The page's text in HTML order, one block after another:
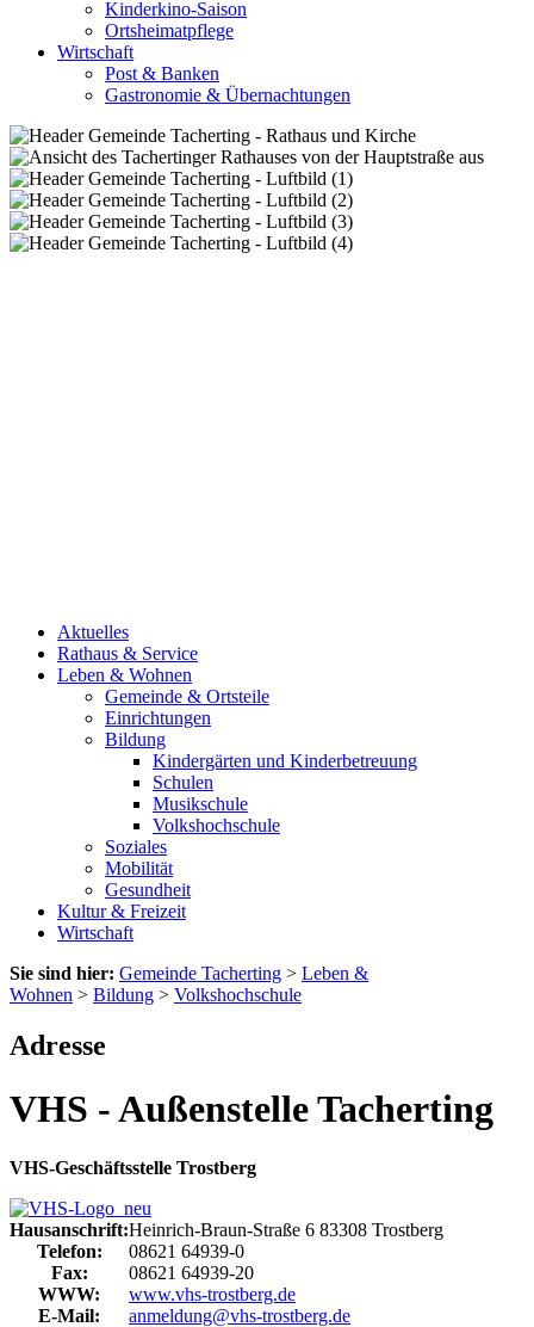
Kinderkino-Saison
Ortsheimatpflege
Wirtschaft
Post & Banken
Gastronomie & Übernachtungen
Aktuelles
Rathaus & Service
Leben & Wohnen
Gemeinde & Ortsteile
Einrichtungen
Bildung
Kindergärten und Kinderbetreuung
Schulen
Musikschule
Volkshochschule
Soziales
Mobilität
Gesundheit
Kultur & Freizeit
Wirtschaft
Sie sind hier: Gemeinde Tacherting > Leben &
Wohnen > Bildung > Volkshochschule
Adresse
VHS - Außenstelle Tacherting
VHS-Geschäftsstelle Trostberg
Hausanschrift:Heinrich-Braun-Straße 6 83308 Trostberg
Telefon:
08621 64939-0
Fax:
08621 64939-20
WWW:
www.vhs-trostberg.de
E-Mail:
anmeldung@vhs-trostberg.de